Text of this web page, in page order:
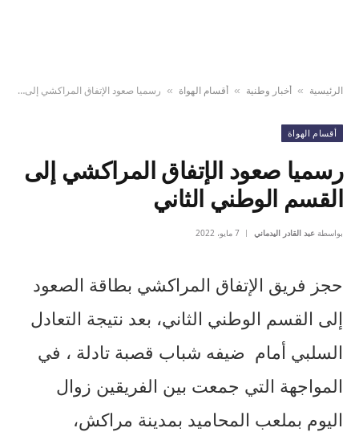
الرئيسية » أخبار وطنية » أقسام الهواة » رسميا صعود الإتفاق المراكشي إلى القسم الوطني الثاني
أقسام الهواة
رسميا صعود الإتفاق المراكشي إلى
القسم الوطني الثاني
بواسطة عبد القادر اليدماني 7 مايو، 2022
حجز فريق الإتفاق المراكشي بطاقة الصعود
إلى القسم الوطني الثاني، بعد نتيجة التعادل
السلبي أمام ضيفه شباب قصبة تادلة ، في
المواجهة التي جمعت بين الفريقين زوال
اليوم بملعب المحاميد بمدينة مراكش،